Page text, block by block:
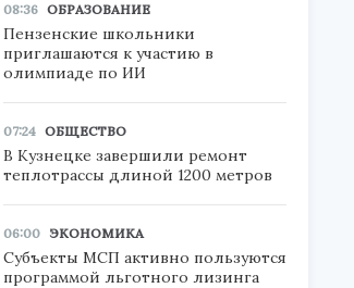
08:36 ОБРАЗОВАНИЕ
Пензенские школьники
приглашаются к участию в
олимпиаде по ИИ
07:24 ОБЩЕСТВО
В Кузнецке завершили ремонт
теплотрассы длиной 1200 метров
06:00 ЭКОНОМИКА
Субъекты МСП активно пользуются
программой льготного лизинга